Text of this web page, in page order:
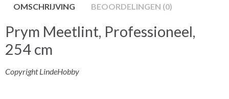
OMSCHRIJVING BEOORDELINGEN (0)
Prym Meetlint, Professioneel,
254 cm
Copyright LindeHobby